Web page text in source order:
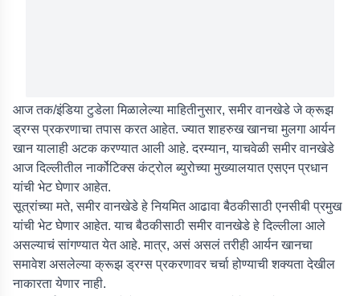
आज तक/इंडिया टुडेला मिळालेल्या माहितीनुसार, समीर वानखेडे जे क्रूझ
ड्रग्स प्रकरणाचा तपास करत आहेत. ज्यात शाहरुख खानचा मुलगा आर्यन
खान यालाही अटक करण्यात आली आहे. दरम्यान, याचवेळी समीर वानखेडे
आज दिल्लीतील नार्कोटिक्स कंट्रोल ब्युरोच्या मुख्यालयात एसएन प्रधान
यांची भेट घेणार आहेत.
सूत्रांच्या मते, समीर वानखेडे हे नियमित आढावा बैठकीसाठी एनसीबी प्रमुख
यांची भेट घेणार आहेत. याच बैठकीसाठी समीर वानखेडे हे दिल्लीला आले
असल्याचं सांगण्यात येत आहे. मात्र, असं असलं तरीही आर्यन खानचा
समावेश असलेल्या क्रूझ ड्रग्स प्रकरणावर चर्चा होण्याची शक्यता देखील
नाकारता येणार नाही.